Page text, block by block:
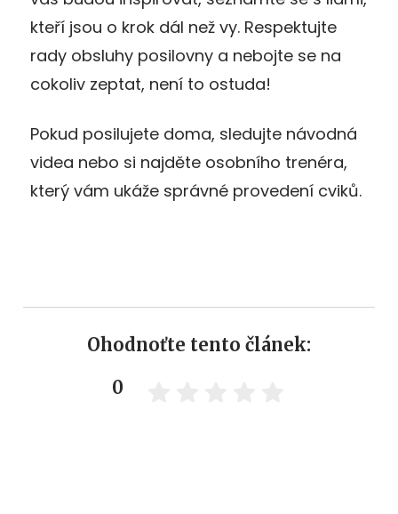
kteří jsou o krok dál než vy. Respektujte
rady obsluhy posilovny a nebojte se na
cokoliv zeptat, není to ostuda!
Pokud posilujete doma, sledujte návodná
videa nebo si najděte osobního trenéra,
který vám ukáže správné provedení cviků.
Ohodnoťte tento článek:
0